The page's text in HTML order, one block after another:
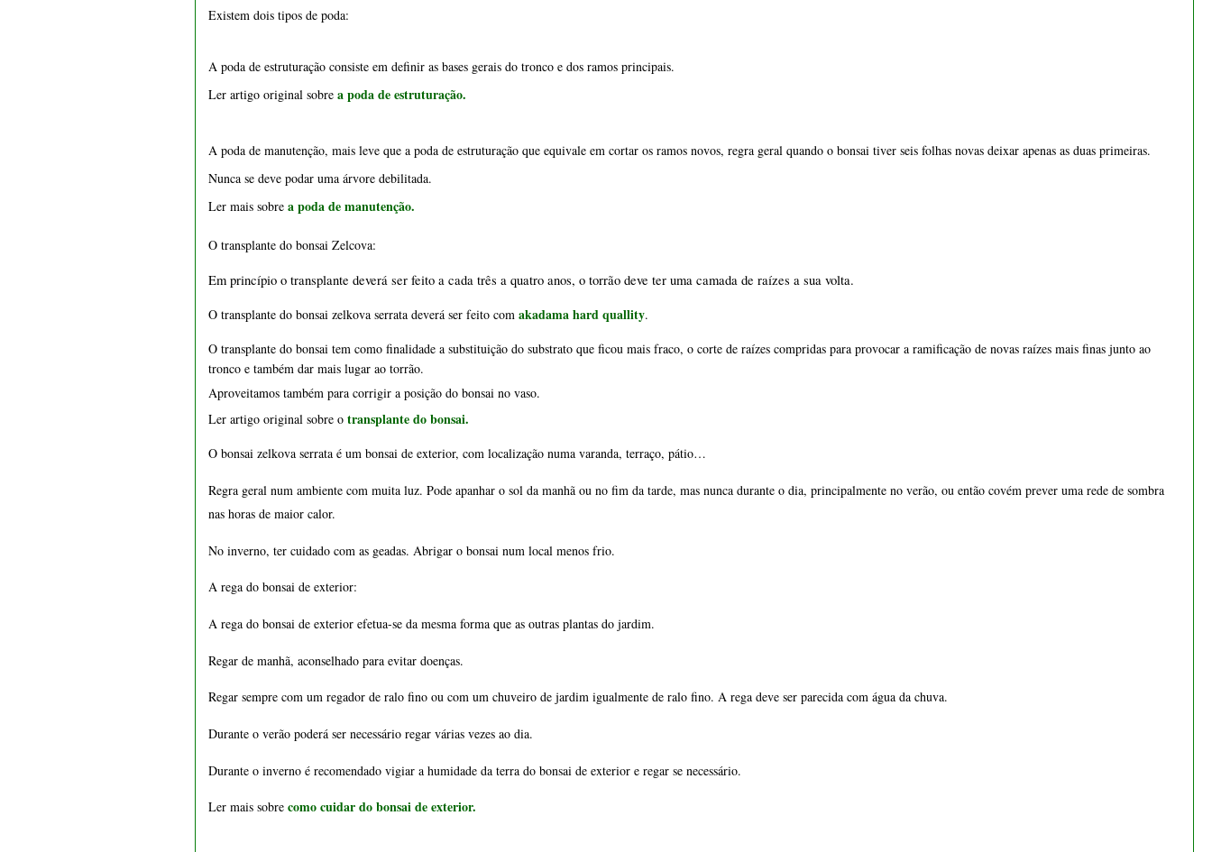
Existem dois tipos de poda:
A poda de estruturação consiste em definir as bases gerais do tronco e dos ramos principais.
Ler artigo original sobre a poda de estruturação.
A poda de manutenção, mais leve que a poda de estruturação que equivale em cortar os ramos novos, regra geral quando o bonsai tiver seis folhas novas deixar apenas as duas primeiras.
Nunca se deve podar uma árvore debilitada.
Ler mais sobre a poda de manutenção.
O transplante do bonsai Zelcova:
Em princípio o transplante deverá ser feito a cada três a quatro anos, o torrão deve ter uma camada de raízes a sua volta.
O transplante do bonsai zelkova serrata deverá ser feito com akadama hard quallity.
O transplante do bonsai tem como finalidade a substituição do substrato que ficou mais fraco, o corte de raízes compridas para provocar a ramificação de novas raízes mais finas junto ao
tronco e também dar mais lugar ao torrão.
Aproveitamos também para corrigir a posição do bonsai no vaso.
Ler artigo original sobre o transplante do bonsai.
O bonsai zelkova serrata é um bonsai de exterior, com localização numa varanda, terraço, pátio…
Regra geral num ambiente com muita luz. Pode apanhar o sol da manhã ou no fim da tarde, mas nunca durante o dia, principalmente no verão, ou então covém prever uma rede de sombra
nas horas de maior calor.
No inverno, ter cuidado com as geadas. Abrigar o bonsai num local menos frio.
A rega do bonsai de exterior:
A rega do bonsai de exterior efetua-se da mesma forma que as outras plantas do jardim.
Regar de manhã, aconselhado para evitar doenças.
Regar sempre com um regador de ralo fino ou com um chuveiro de jardim igualmente de ralo fino. A rega deve ser parecida com água da chuva.
Durante o verão poderá ser necessário regar várias vezes ao dia.
Durante o inverno é recomendado vigiar a humidade da terra do bonsai de exterior e regar se necessário.
Ler mais sobre como cuidar do bonsai de exterior.